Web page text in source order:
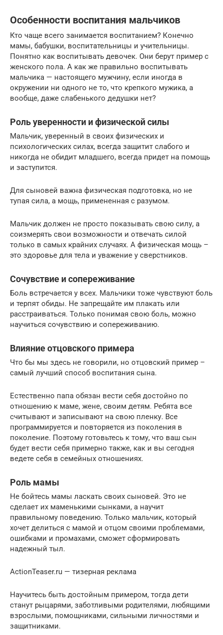
Особенности воспитания мальчиков
Кто чаще всего занимается воспитанием? Конечно
мамы, бабушки, воспитательницы и учительницы.
Понятно как воспитывать девочек. Они берут пример с
женского пола. А как же правильно воспитывать
мальчика — настоящего мужчину, если иногда в
окружении ни одного не то, что крепкого мужика, а
вообще, даже слабенького дедушки нет?
Роль уверенности и физической силы
Мальчик, уверенный в своих физических и
психологических силах, всегда защитит слабого и
никогда не обидит младшего, всегда придет на помощь
и заступится.
Для сыновей важна физическая подготовка, но не
тупая сила, а мощь, примененная с разумом.
Мальчик должен не просто показывать свою силу, а
соизмерять свои возможности и отвечать силой
только в самых крайних случаях. А физическая мощь –
это здоровье для тела и уважение у сверстников.
Сочувствие и сопереживание
Боль встречается у всех. Мальчики тоже чувствуют боль
и терпят обиды. Не запрещайте им плакать или
расстраиваться. Только понимая свою боль, можно
научиться сочувствию и сопереживанию.
Влияние отцовского примера
Что бы мы здесь не говорили, но отцовский пример –
самый лучший способ воспитания сына.
Естественно папа обязан вести себя достойно по
отношению к маме, жене, своим детям. Ребята все
считывают и записывают на свою пленку. Все
программируется и повторяется из поколения в
поколение. Поэтому готовьтесь к тому, что ваш сын
будет вести себя примерно также, как и вы сегодня
ведете себя в семейных отношениях.
Роль мамы
Не бойтесь мамы ласкать своих сыновей. Это не
сделает их маменькими сынками, а научит
правильному поведению. Только мальчик, который
хочет делиться с мамой и отцом своими проблемами,
ошибками и промахами, сможет сформировать
надежный тыл.
ActionTeaser.ru — тизерная реклама
Научитесь быть достойным примером, тогда дети
станут рыцарями, заботливыми родителями, любящими
взрослыми, помощниками, сильными личностями и
защитниками.